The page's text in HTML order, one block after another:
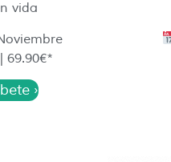
vida
69.90€*
›